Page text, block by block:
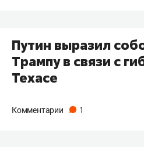
Путин выразил
Трампу в связи с
Техасе
Комментарии 1